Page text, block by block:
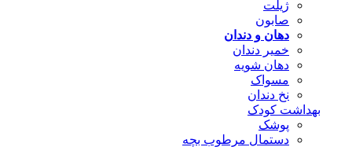
ژیلت
صابون
دهان و دندان
خمیر دندان
دهان شویه
مسواک
نخ دندان
بهداشت کودک
پوشک
دستمال مرطوب بچه